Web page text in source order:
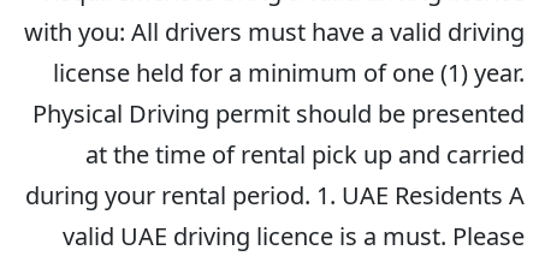
with you: All drivers must have a valid driving
license held for a minimum of one (1) year.
Physical Driving permit should be presented
at the time of rental pick up and carried
during your rental period. 1. UAE Residents A
valid UAE driving licence is a must. Please